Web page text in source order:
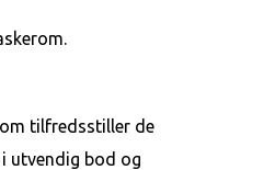
tilfredsstiller de
utvendig bod og